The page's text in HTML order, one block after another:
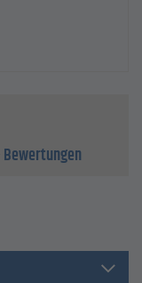
Bewertungen